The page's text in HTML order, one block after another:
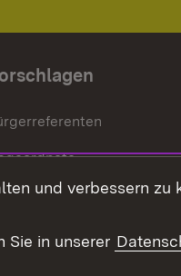
und verbessern zu
Sie in unserer